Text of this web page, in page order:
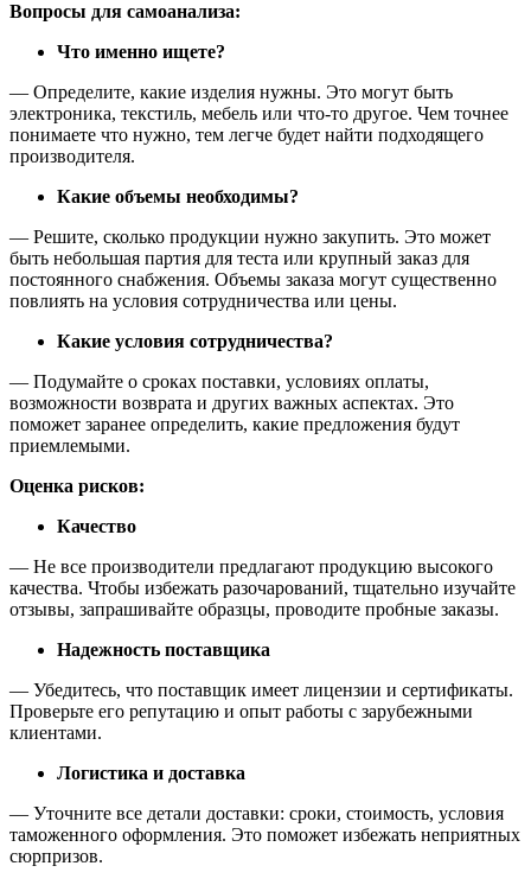
Вопросы для самоанализа:
Что именно ищете?
— Определите, какие изделия нужны. Это могут быть
электроника, текстиль, мебель или что-то другое. Чем точнее
понимаете что нужно, тем легче будет найти подходящего
производителя.
Какие объемы необходимы?
— Решите, сколько продукции нужно закупить. Это может
быть небольшая партия для теста или крупный заказ для
постоянного снабжения. Объемы заказа могут существенно
повлиять на условия сотрудничества или цены.
Какие условия сотрудничества?
— Подумайте о сроках поставки, условиях оплаты,
возможности возврата и других важных аспектах. Это
поможет заранее определить, какие предложения будут
приемлемыми.
Оценка рисков:
Качество
— Не все производители предлагают продукцию высокого
качества. Чтобы избежать разочарований, тщательно изучайте
отзывы, запрашивайте образцы, проводите пробные заказы.
Надежность поставщика
— Убедитесь, что поставщик имеет лицензии и сертификаты.
Проверьте его репутацию и опыт работы с зарубежными
клиентами.
Логистика и доставка
— Уточните все детали доставки: сроки, стоимость, условия
таможенного оформления. Это поможет избежать неприятных
сюрпризов.